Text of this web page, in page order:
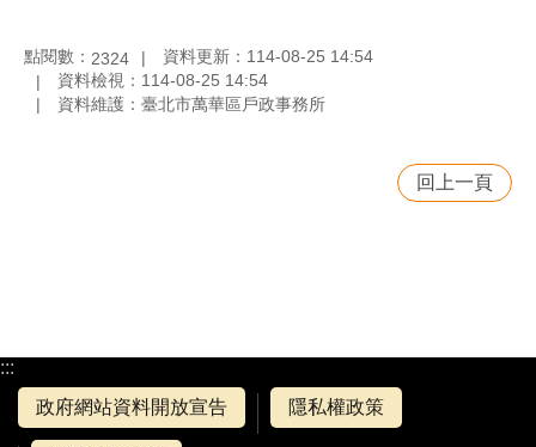
點閱數： 2324
資料更新：114-08-25 14:54
資料檢視：114-08-25 14:54
資料維護：臺北市萬華區戶政事務所
回上一頁
:::
政府網站資料開放宣告
隱私權政策